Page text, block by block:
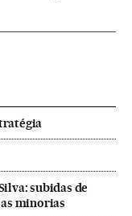
subidas de
minorias